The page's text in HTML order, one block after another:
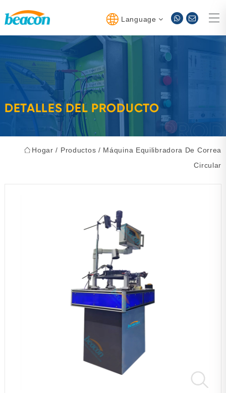
Language
DETALLES DEL PRODUCTO
Hogar / Productos / Máquina Equilibradora De Correa
Circular